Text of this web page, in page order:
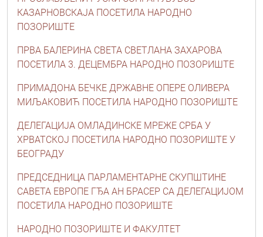
КАЗАРНОВСКАЈА ПОСЕТИЛА НАРОДНО
ПОЗОРИШТЕ
ПРВА БАЛЕРИНА СВЕТА СВЕТЛАНА ЗАХАРОВА
ПОСЕТИЛА 3. ДЕЦЕМБРА НАРОДНО ПОЗОРИШТЕ
ПРИМАДОНА БЕЧКЕ ДРЖАВНЕ ОПЕРЕ ОЛИВЕРА
МИЉАКОВИЋ ПОСЕТИЛА НАРОДНО ПОЗОРИШТЕ
ДЕЛЕГАЦИЈА ОМЛАДИНСКЕ МРЕЖЕ СРБА У
ХРВАТСКОЈ ПОСЕТИЛА НАРОДНО ПОЗОРИШТЕ У
БЕОГРАДУ
ПРЕДСЕДНИЦА ПАРЛАМЕНТАРНЕ СКУПШТИНЕ
САВЕТА ЕВРОПЕ ГЂА АН БРАСЕР СА ДЕЛЕГАЦИЈОМ
ПОСЕТИЛА НАРОДНО ПОЗОРИШТЕ
НАРОДНО ПОЗОРИШТЕ И ФАКУЛТЕТ